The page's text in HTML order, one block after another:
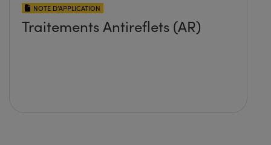
NOTE D’APPLICATION
Traitements Antireflets (AR)